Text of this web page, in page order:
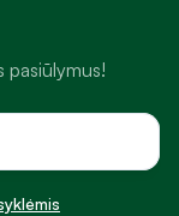
pasiūlymus!